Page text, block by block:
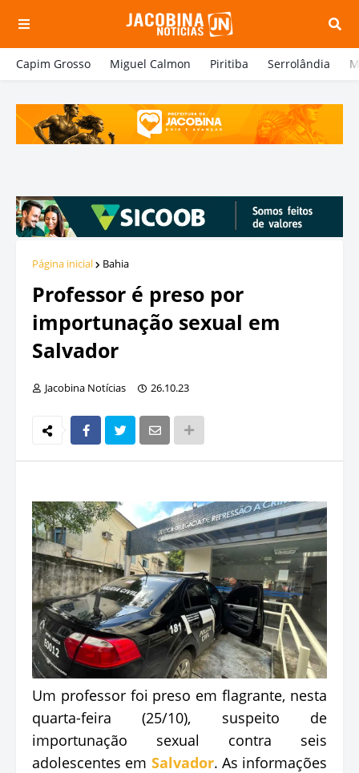
Capim Grosso Miguel Calmon Piritiba Serrolândia
Página inicial Bahia
Professor é preso por
importunação sexual em
Salvador
Jacobina Notícias 26.10.23
Um professor foi preso em flagrante, nesta
quarta-feira (25/10), suspeito de
importunação sexual contra seis
adolescentes em Salvador. As informações